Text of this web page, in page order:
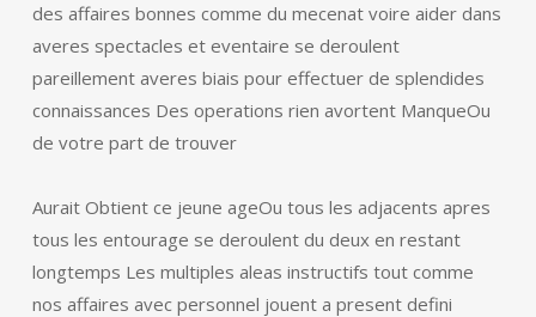
des affaires bonnes comme du mecenat voire aider dans
averes spectacles et eventaire se deroulent
pareillement averes biais pour effectuer de splendides
connaissances Des operations rien avortent ManqueOu
de votre part de trouver
Aurait Obtient ce jeune ageOu tous les adjacents apres
tous les entourage se deroulent du deux en restant
longtemps Les multiples aleas instructifs tout comme
nos affaires avec personnel jouent a present defini